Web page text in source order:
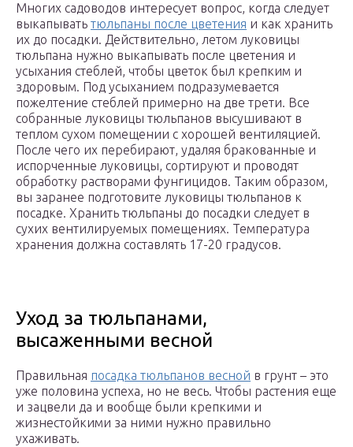
Многих садоводов интересует вопрос, когда следует
выкапывать тюльпаны после цветения и как хранить
их до посадки. Действительно, летом луковицы
тюльпана нужно выкапывать после цветения и
усыхания стеблей, чтобы цветок был крепким и
здоровым. Под усыханием подразумевается
пожелтение стеблей примерно на две трети. Все
собранные луковицы тюльпанов высушивают в
теплом сухом помещении с хорошей вентиляцией.
После чего их перебирают, удаляя бракованные и
испорченные луковицы, сортируют и проводят
обработку растворами фунгицидов. Таким образом,
вы заранее подготовите луковицы тюльпанов к
посадке. Хранить тюльпаны до посадки следует в
сухих вентилируемых помещениях. Температура
хранения должна составлять 17-20 градусов.
Уход за тюльпанами,
высаженными весной
Правильная посадка тюльпанов весной в грунт – это
уже половина успеха, но не весь. Чтобы растения еще
и зацвели да и вообще были крепкими и
жизнестойкими за ними нужно правильно
ухаживать.